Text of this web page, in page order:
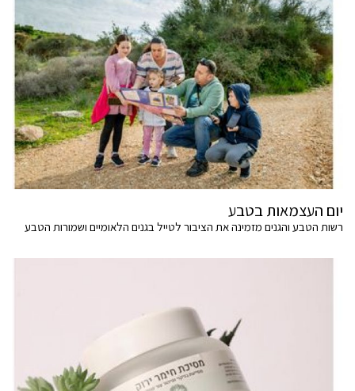
יום העצמאות בטבע
רשות הטבע והגנים מזמינה את הציבור לטייל בגנים הלאומיים ושמורות הטבע